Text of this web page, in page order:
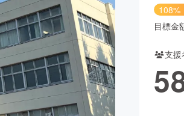
アニメ・漫画
ビューティー・ヘルス
108%
目標金
支援